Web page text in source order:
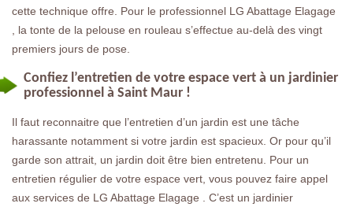
cette technique offre. Pour le professionnel LG Abattage Elagage
, la tonte de la pelouse en rouleau s’effectue au-delà des vingt
premiers jours de pose.
Confiez l’entretien de votre espace vert à un jardinier
professionnel à Saint Maur !
Il faut reconnaitre que l’entretien d’un jardin est une tâche
harassante notamment si votre jardin est spacieux. Or pour qu’il
garde son attrait, un jardin doit être bien entretenu. Pour un
entretien régulier de votre espace vert, vous pouvez faire appel
aux services de LG Abattage Elagage . C’est un jardinier